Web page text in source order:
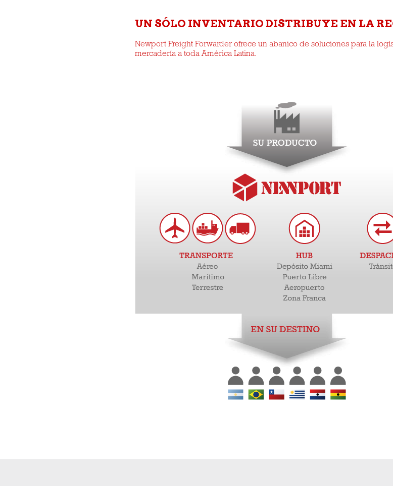
UN SÓLO INVENTARIO DISTRIBUYE EN LA
Newport Freight Forwarder ofrece un abanico de soluciones para la
mercadería a toda América Latina.